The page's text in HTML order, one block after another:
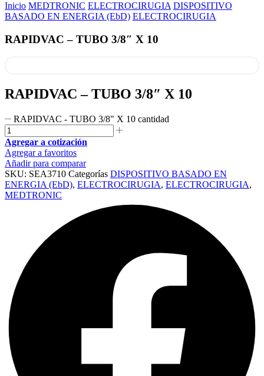
Inicio MEDTRONIC ELECTROCIRUGIA DISPOSITIVO
BASADO EN ENERGIA (EbD) ELECTROCIRUGIA
RAPIDVAC – TUBO 3/8″ X 10
RAPIDVAC – TUBO 3/8″ X 10
RAPIDVAC - TUBO 3/8" X 10 cantidad
Agregar a cotización
Agregar a favoritos
Añadir para comparar
SKU: SEA3710 Categorías DISPOSITIVO BASADO EN
ENERGIA (EbD), ELECTROCIRUGIA, ELECTROCIRUGIA,
MEDTRONIC